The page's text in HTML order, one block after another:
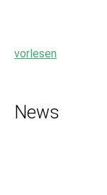
vorlesen
News